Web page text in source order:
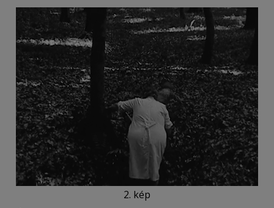
2. kép